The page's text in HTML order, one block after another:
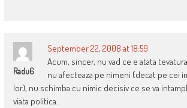
Radu6
September 22, 2008 at 18:59
Acum, sincer, nu vad ce e atata
nu afecteaza pe nimeni (decat pe cei
lor), nu schimba cu nimic decisiv ce se va
viata politica.